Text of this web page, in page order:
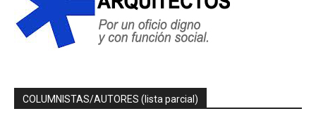
COLUMNISTAS/AUTORES (lista parcial)